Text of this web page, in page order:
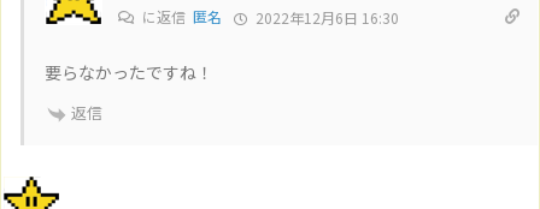
に返信 匿名 2022年12月6日 16:30
要らなかったですね！
返信